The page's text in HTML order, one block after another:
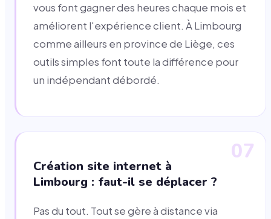
vous font gagner des heures chaque mois et
améliorent l'expérience client. À Limbourg
comme ailleurs en province de Liège, ces
outils simples font toute la différence pour
un indépendant débordé.
07
Création site internet à
Limbourg : faut-il se déplacer ?
Pas du tout. Tout se gère à distance via